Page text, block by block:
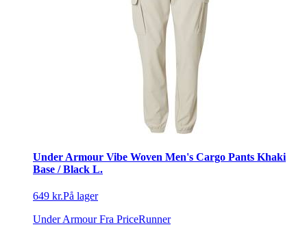
Under Armour Vibe Woven Men's Cargo Pants Khaki
Base / Black L.
649 kr.På lager
Under Armour Fra PriceRunner